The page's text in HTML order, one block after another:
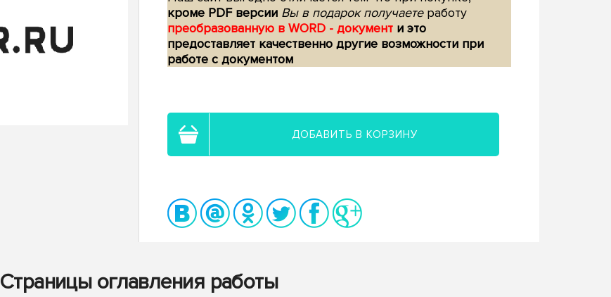
кроме PDF версии Вы в подарок получаетеработу
преобразованную в WORD - документ и это
предоставляет качественно другие возможности при
работе с документом
ДОБАВИТЬ В КОРЗИНУ
Страницы оглавления работы